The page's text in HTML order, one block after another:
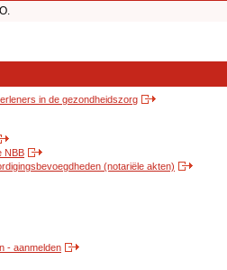
in de gezondheidszorg
NBB
(notariële akten)
- aanmelden